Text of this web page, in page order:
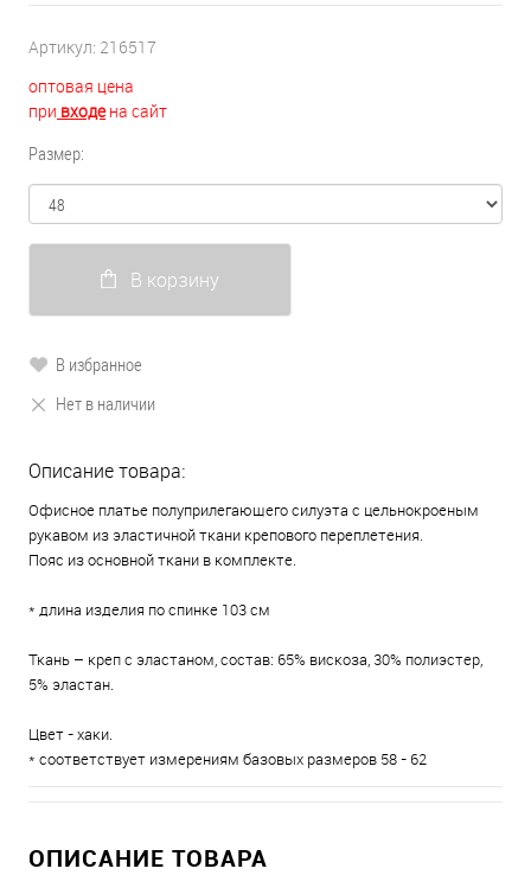
Артикул: 216517
оптовая цена
при входена сайт
Размер:
В корзину
В избранное
Нет в наличии
Описание товара:
Офисное платье полуприлегающего силуэта с цельнокроеным
рукавом из эластичной ткани крепового переплетения.
Пояс из основной ткани в комплекте.
* длина изделия по спинке 103 см
Ткань – креп с эластаном, состав: 65% вискоза, 30% полиэстер,
5% эластан.
Цвет - хаки.
* соответствует измерениям базовых размеров 58 - 62
ОПИСАНИЕ ТОВАРА